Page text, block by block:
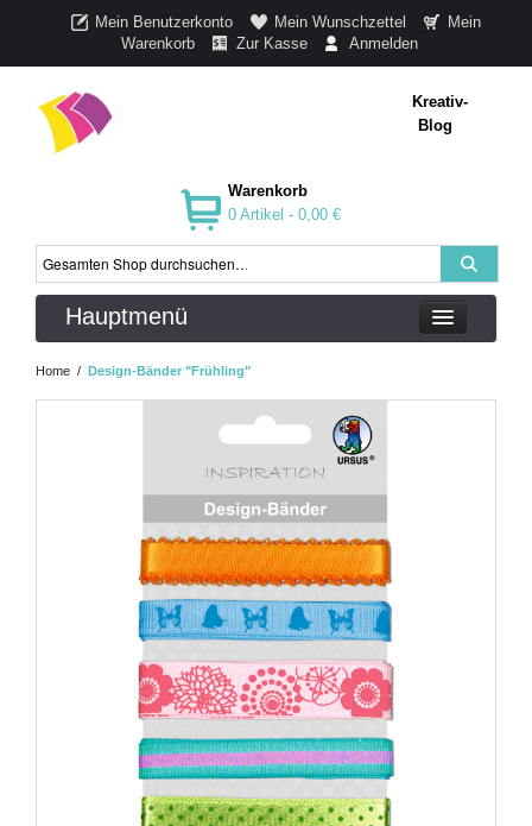
Mein Benutzerkonto Mein Wunschzettel
Mein
Warenkorb
Zur Kasse Anmelden
Kreativ-
Blog
Warenkorb
0 Artikel - 0,00 €
Hauptmenü
Home / Design-Bänder "Frühling"